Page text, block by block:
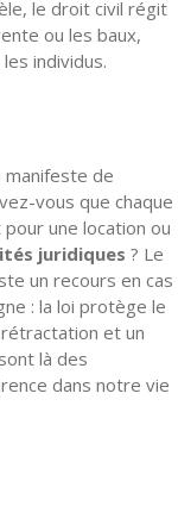
le droit civil régit
ou les baux,
individus.
de
vous que chaque
une location ou
juridiques ? Le
un recours en cas
: la loi protège le
et un
là des
dans notre vie